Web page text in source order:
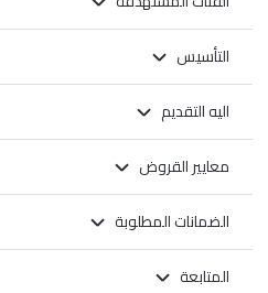
التأسيس
اليه التقديم
معايير القروض
الضمانات المطلوبة
المتابعة